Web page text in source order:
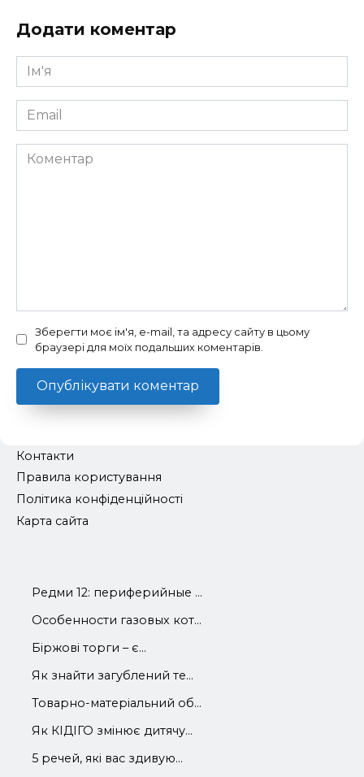
Додати коментар
Ім'я
*
Email
*
Коментар
Зберегти моє ім'я, e-mail, та адресу сайту в цьому
браузері для моїх подальших коментарів.
Контакти
Правила користування
Політика конфіденційності
Карта сайта
Редми 12: периферийные ...
Особенности газовых кот...
Біржові торги – є...
Як знайти загублений те...
Товарно-матеріальний об...
Як КІДІГО змінює дитячу...
5 речей, які вас здивую...